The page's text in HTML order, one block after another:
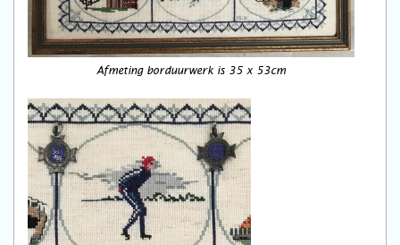
Afmeting borduurwerk is 35 x 53cm